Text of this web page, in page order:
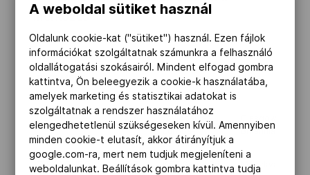
mérkőzés
DECEMBER
ÚSZÁS 4-8
rövidpályás
Európa-
bajnokság
Britannia
TAEKWONDO 6-7
WTF Grand Prix
Moszkva/
A weboldal sütiket használ
Oldalunk cookie-kat ("sütiket") használ. Ezen fájlok
információkat szolgáltatnak számunkra a felhasználó
oldallátogatási szokásairól. Mindent elfogad gombra
kattintva, Ön beleegyezik a cookie-k használatába,
amelyek marketing és statisztikai adatokat is
szolgáltatnak a rendszer használatához
elengedhetetlenül szükségeseken kívül. Amennyiben
minden cookie-t elutasít, akkor átirányítjuk a
google.com-ra, mert nem tudjuk megjeleníteni a
weboldalunkat. Beállítások gombra kattintva tudja